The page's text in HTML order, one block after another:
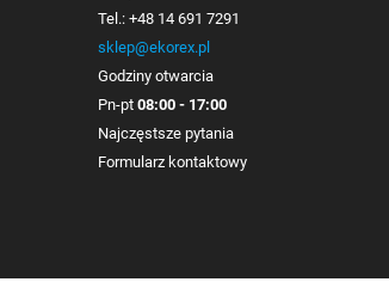
Tel.: +48 14 691 7291
sklep@ekorex.pl
Godziny otwarcia
Pn-pt 08:00 - 17:00
Najczęstsze pytania
Formularz kontaktowy